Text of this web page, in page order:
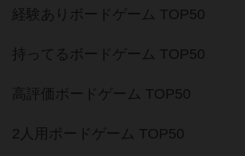
経験ありボードゲーム TOP50
持ってるボードゲーム TOP50
高評価ボードゲーム TOP50
2人用ボードゲーム TOP50